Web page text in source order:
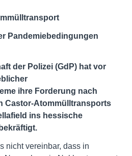
Pandemiebedingungen
der Polizei (GdP) hat vor
ihre Forderung nach
Castor-Atommülltransports
ins hessische
nicht vereinbar, dass in